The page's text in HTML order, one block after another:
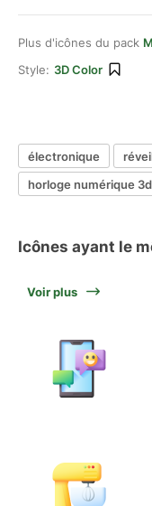
Plus d'icônes du pack
Style: 3D Color
électronique
horloge numérique 3d
Icônes ayant le
Voir plus